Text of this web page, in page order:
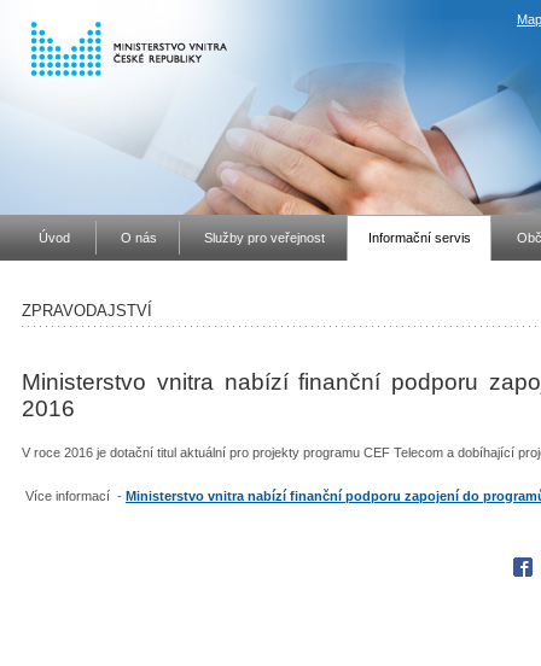
Úvod O nás Služby pro veřejnost Informační servis
ZPRAVODAJSTVÍ
Ministerstvo vnitra nabízí finanční podporu
2016
V roce 2016 je dotační titul aktuální pro projekty programu CEF Telecom a dobíhající
Více informací - Ministerstvo vnitra nabízí finanční podporu zapojení do